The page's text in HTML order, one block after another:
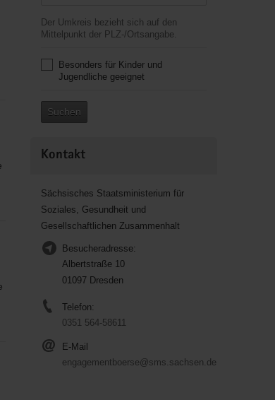
Der Umkreis bezieht sich auf den
Mittelpunkt der PLZ-/Ortsangabe.
Besonders für Kinder und
Jugendliche geeignet
Suchen
Kontakt
Sächsisches Staatsministerium für
Soziales, Gesundheit und
Gesellschaftlichen Zusammenhalt
Besucheradresse:
Albertstraße 10
01097 Dresden
Telefon:
0351 564-58611
E-Mail
engagementboerse@sms.sachsen.de